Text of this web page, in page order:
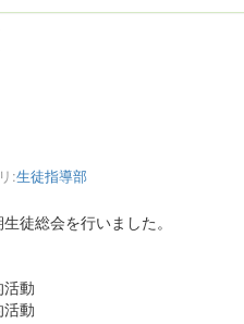
:生徒指導部
徒総会を行いました。
動
動